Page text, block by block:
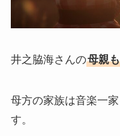
井之脇海さんの母親
母方の家族は音楽一
す。